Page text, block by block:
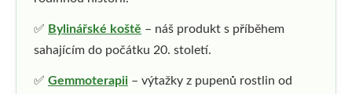
✅ Bylinářské koště – náš produkt s příběhem
sahajícím do počátku 20. století.
✅ Gemmoterapii – výtažky z pupenů rostlin od